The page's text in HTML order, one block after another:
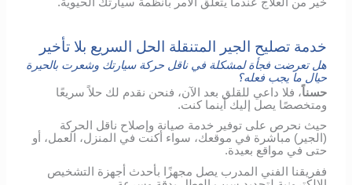
خير من العلاج عندما يتعلق الأمر بأنظمة سيارتك الحيوية.
خدمة تصليح الجير المتنقلة الحل السريع بلا تأخير
هل تعرضت فجأة لمشكلة في ناقل حركة سيارتك وشعرت بالحيرة
حيال ما يجب فعله؟
حسناً، فلا داعي للقلق بعد الآن، فنحن نقدم لك حلاً سريعًا
ومتخصصًا يصل إليك أينما كنت.
حيث نحرص على توفير خدمة صيانة وإصلاح ناقل الحركة
(الجير) مباشرة في موقعك، سواء أكنت في المنزل، العمل، أو
حتى في مواقع بعيدة.
ففريقنا الفني المدرب يصل مجهزًا بأحدث أجهزة التشخيص